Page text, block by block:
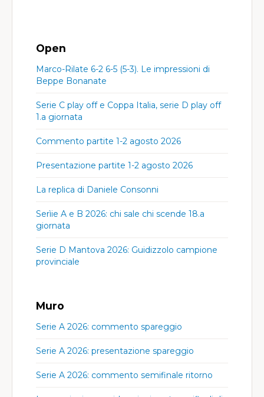
Open
Marco-Rilate 6-2 6-5 (5-3). Le impressioni di
Beppe Bonanate
Serie C play off e Coppa Italia, serie D play off
1.a giornata
Commento partite 1-2 agosto 2026
Presentazione partite 1-2 agosto 2026
La replica di Daniele Consonni
Serìie A e B 2026: chi sale chi scende 18.a
giornata
Serie D Mantova 2026: Guidizzolo campione
provinciale
Muro
Serie A 2026: commento spareggio
Serie A 2026: presentazione spareggio
Serie A 2026: commento semifinale ritorno